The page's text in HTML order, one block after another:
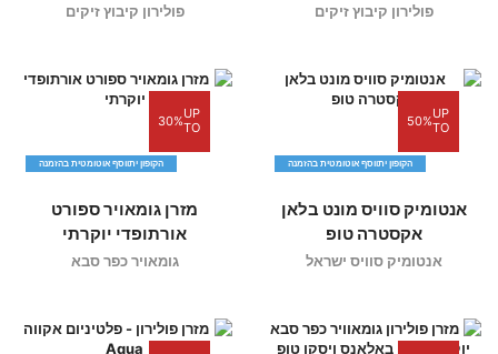
פולירון קיבוץ זיקים פולירון קיבוץ זיקים
UP
TO
50%
הקופון יתווסף אוטומטית בהזמנה
אנטומיק סוויס מונט בלאן
אקסטרה טופ
אנטומיק סוויס ישראל
UP
TO
30%
הקופון יתווסף אוטומטית בהזמנה
מזרן גומאויר ספורט
אורתופדי יוקרתי
גומאויר כפר סבא